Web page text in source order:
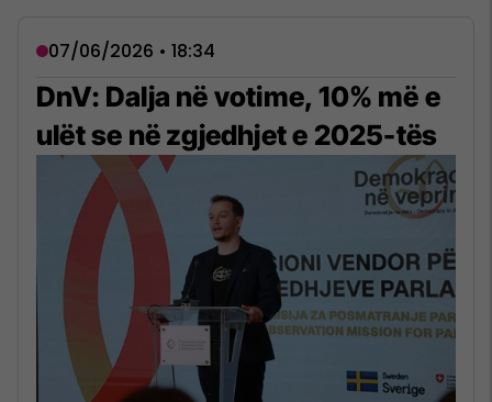
07/06/2026 • 18:34
DnV: Dalja në votime, 10% më e
ulët se në zgjedhjet e 2025-tës